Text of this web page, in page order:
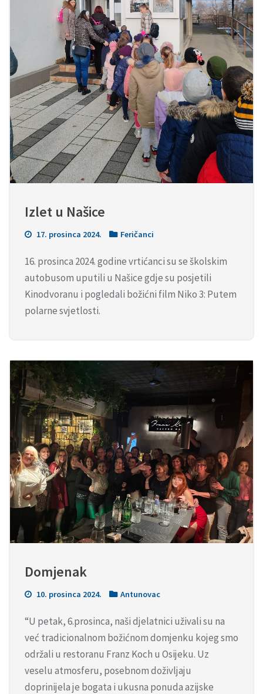
Izlet u Našice
17. prosinca 2024. Feričanci
16. prosinca 2024. godine vrtićanci su se školskim
autobusom uputili u Našice gdje su posjetili
Kinodvoranu i pogledali božićni film Niko 3: Putem
polarne svjetlosti.
Domjenak
10. prosinca 2024. Antunovac
“U petak, 6.prosinca, naši djelatnici uživali su na
već tradicionalnom božićnom domjenku kojeg smo
održali u restoranu Franz Koch u Osijeku. Uz
veselu atmosferu, posebnom doživljaju
doprinijela je bogata i ukusna ponuda azijske